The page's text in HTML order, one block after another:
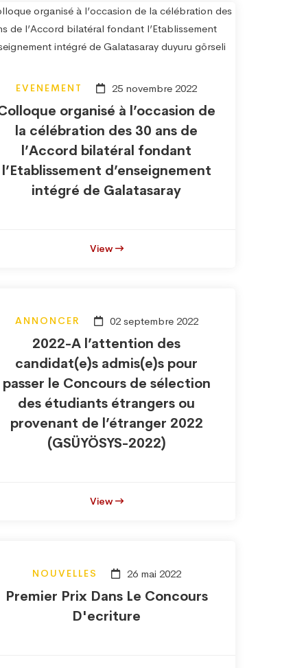
EVENEMENT 25 novembre 2022
organisé à l’occasion de
la célébration des 30 ans de
l’Accord bilatéral fondant
l’Etablissement d’enseignement
intégré de Galatasaray
View
ANNONCER 02 septembre 2022
2022-A l’attention des
candidat(e)s admis(e)s pour
passer le Concours de sélection
des étudiants étrangers ou
provenant de l’étranger 2022
(GSÜYÖSYS-2022)
View
NOUVELLES 26 mai 2022
Premier Prix Dans Le Concours
D'ecriture